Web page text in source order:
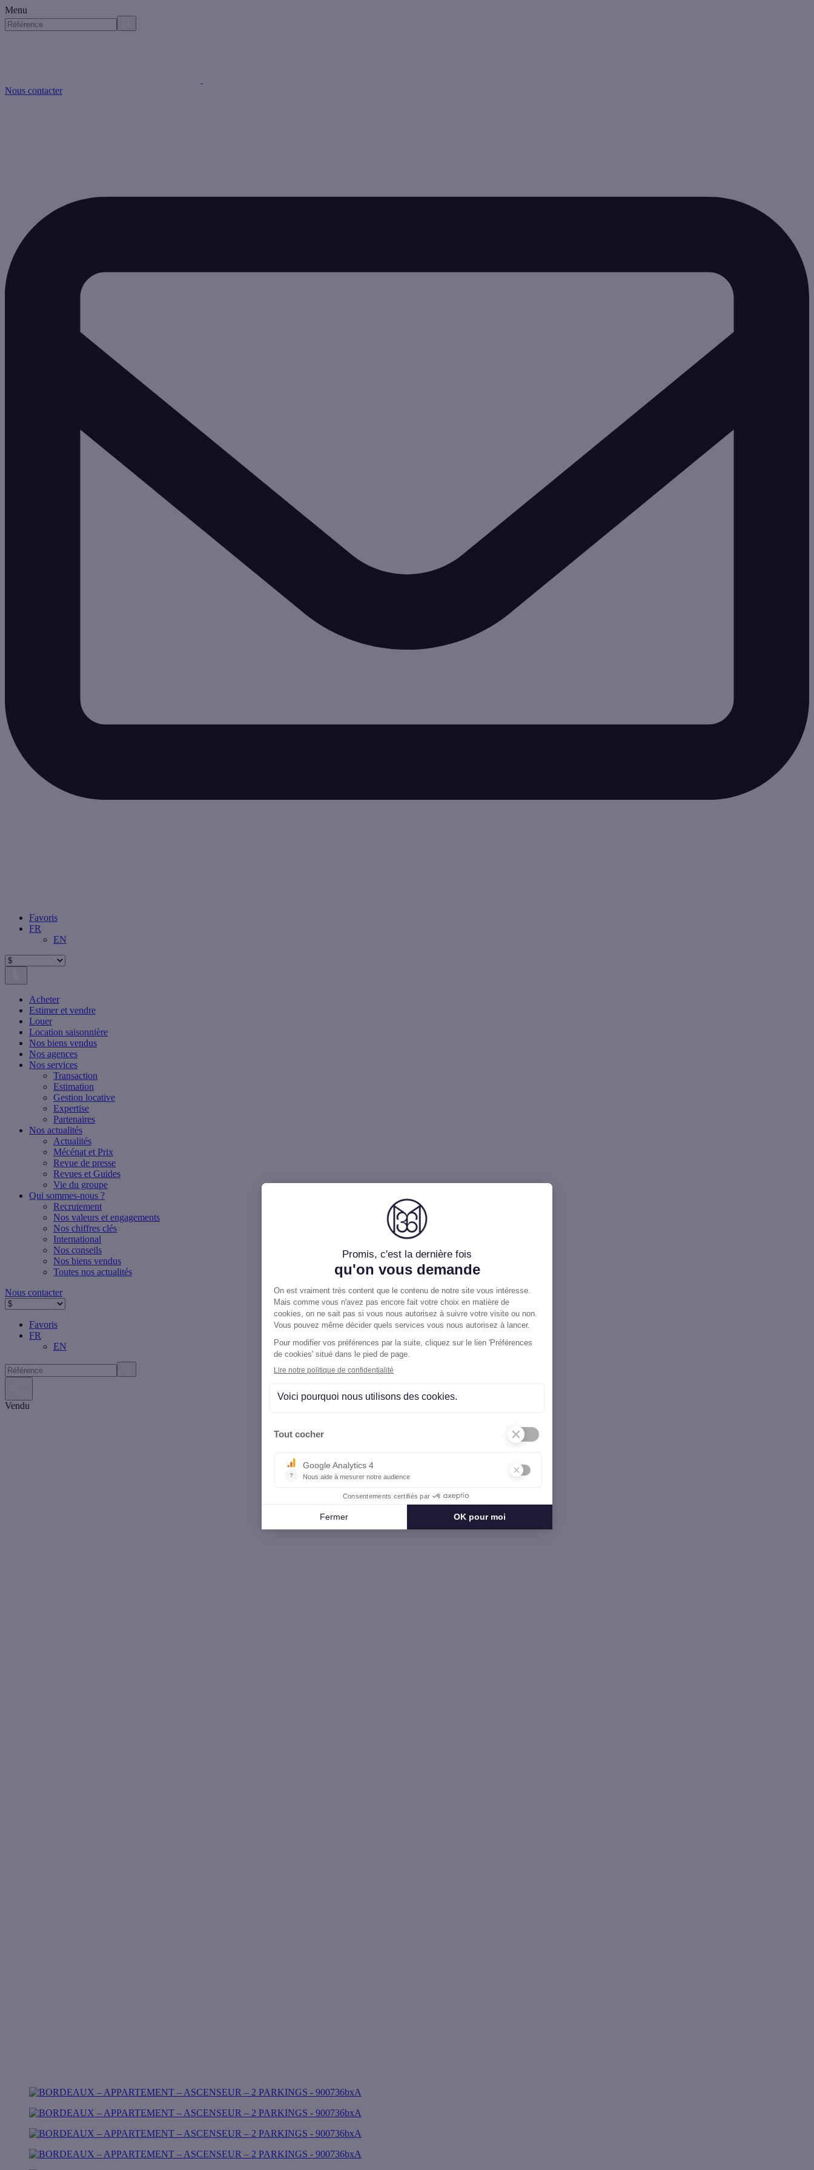
Menu
Nous contacter
Favoris
FR
EN
Acheter
Estimer et vendre
Louer
Location saisonnière
Nos biens vendus
Nos agences
Nos services
Transaction
Estimation
Gestion locative
Expertise
Partenaires
Nos actualités
Actualités
Mécénat et Prix
Revue de presse
Revues et Guides
Vie du groupe
Qui sommes-nous ?
Recrutement
Nos valeurs et engagements
Nos chiffres clés
International
Nos conseils
Nos biens vendus
Toutes nos actualités
Nous contacter
Favoris
FR
EN
Vendu